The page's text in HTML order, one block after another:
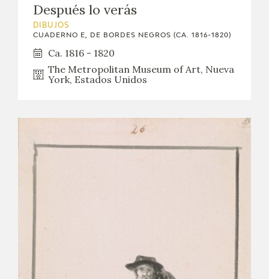
Después lo verás
DIBUJOS
CUADERNO E, DE BORDES NEGROS (CA. 1816-1820)
Ca. 1816 - 1820
The Metropolitan Museum of Art, Nueva
York, Estados Unidos